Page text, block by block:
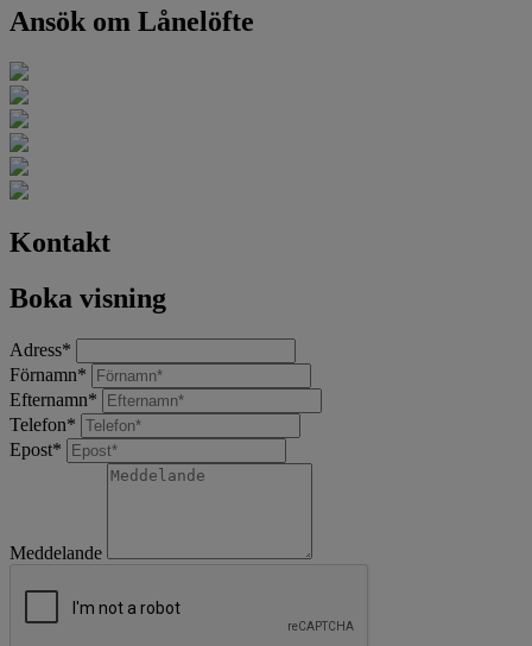
Ansök om Lånelöfte
Kontakt
Boka visning
Adress*
Förnamn*
Efternamn*
Telefon*
Epost*
Meddelande